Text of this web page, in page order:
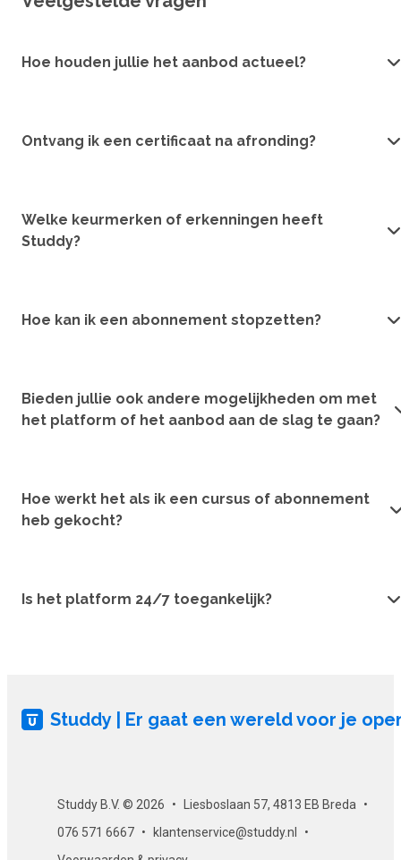
Hoe houden jullie het aanbod actueel?
Ontvang ik een certificaat na afronding?
Welke keurmerken of erkenningen heeft
Studdy?
Hoe kan ik een abonnement stopzetten?
Bieden jullie ook andere mogelijkheden om met
het platform of het aanbod aan de slag te gaan?
Hoe werkt het als ik een cursus of abonnement
heb gekocht?
Is het platform 24/7 toegankelijk?
Studdy | Er gaat een wereld voor je
Studdy B.V. © 2026
Liesboslaan 57, 4813 EB Breda
076 571 6667
klantenservice@studdy.nl